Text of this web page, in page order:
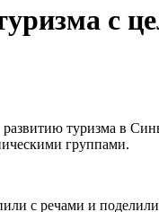
с
туризма в
группами.
с речами и